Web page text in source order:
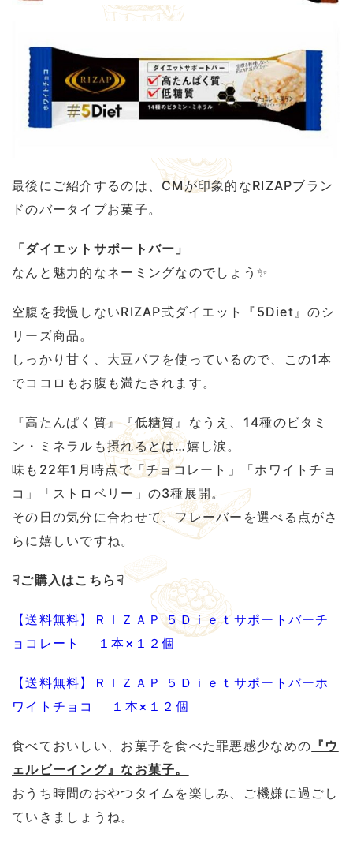
最後にご紹介するのは、CMが印象的なRIZAPブラン
ドのバータイプお菓子。
「ダイエットサポートバー」
なんと魅力的なネーミングなのでしょう✨
空腹を我慢しないRIZAP式ダイエット『5Diet』のシ
リーズ商品。
しっかり甘く、大豆パフを使っているので、この1本
でココロもお腹も満たされます。
『高たんぱく質』『低糖質』なうえ、14種のビタミ
ン・ミネラルも摂れるとは…嬉し涙。
味も22年1月時点で「チョコレート」「ホワイトチョ
コ」「ストロベリー」の3種展開。
その日の気分に合わせて、フレーバーを選べる点がさ
らに嬉しいですね。
☟ご購入はこちら☟
【送料無料】ＲＩＺＡＰ ５Ｄｉｅｔサポートバーチ
ョコレート １本×１２個
【送料無料】ＲＩＺＡＰ ５Ｄｉｅｔサポートバーホ
ワイトチョコ １本×１２個
食べておいしい、お菓子を食べた罪悪感少なめの 『ウ
ェルビーイング』なお菓子。
おうち時間のおやつタイムを楽しみ、ご機嫌に過ごし
ていきましょうね。